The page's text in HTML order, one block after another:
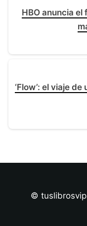
HBO anuncia el
‘Flow’: el viaje
©